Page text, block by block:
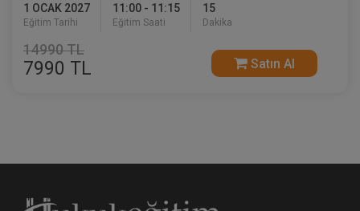
1 OCAK 2027
Eğitim Tarihi
11:00 - 11:15
Eğitim Saati
15
Dakika
14990 TL
7990 TL Satın Al